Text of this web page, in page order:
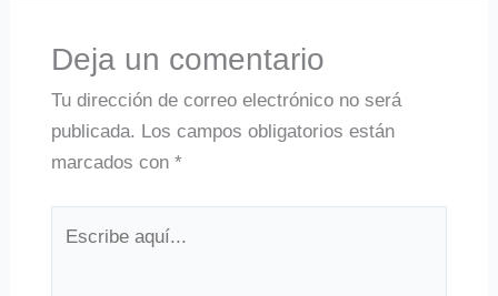
Deja un comentario
Tu dirección de correo electrónico no será
publicada. Los campos obligatorios están
marcados con *